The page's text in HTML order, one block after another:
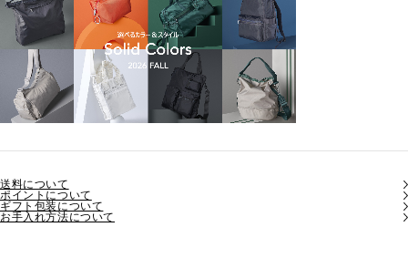
送料について
ポイントについて
ギフト包装について
お手入れ方法について